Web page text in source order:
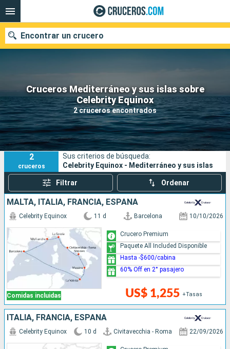
Cruceros Mediterráneo y sus islas sobre
Celebrity Equinox
2 cruceros encontrados
Encontrar un crucero
Nuestros destinos
Fecha de salida
Puertos Compañías
Buscar
2
cruceros
Sus criterios de búsqueda:
Celebrity Equinox - Mediterráneo y sus islas
Filtrar Ordenar
MALTA, ITALIA, FRANCIA, ESPAÑA
Comidas incluidas
Celebrity Equinox 11 d Barcelona 10/10/2026
US$ 1,255 +Tasas
Crucero Premium
Paquete All Included Disponible
Hasta -$600/cabina
60% Off en 2° pasajero
ITALIA, FRANCIA, ESPAÑA
Celebrity Equinox 10 d Civitavecchia - Roma 22/09/2026